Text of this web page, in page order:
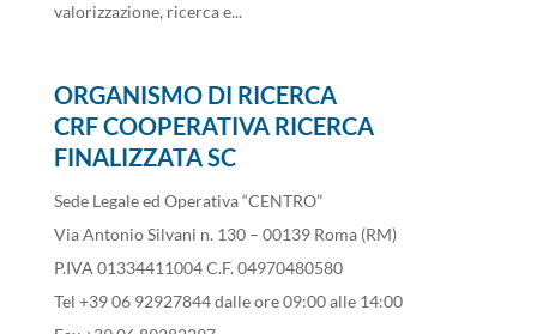
valorizzazione, ricerca e...
ORGANISMO DI RICERCA
CRF COOPERATIVA RICERCA
FINALIZZATA SC
Sede Legale ed Operativa “CENTRO”
Via Antonio Silvani n. 130 – 00139 Roma (RM)
P.IVA 01334411004 C.F. 04970480580
Tel +39 06 92927844 dalle ore 09:00 alle 14:00